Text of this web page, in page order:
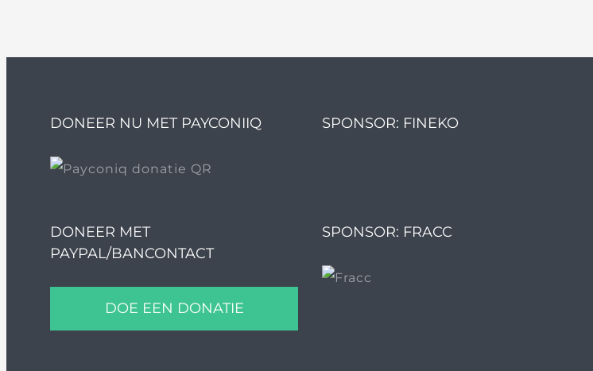
DONEER NU MET PAYCONIIQ
DONEER MET
PAYPAL/BANCONTACT
DOE EEN DONATIE
SPONSOR: FINEKO
SPONSOR: FRACC